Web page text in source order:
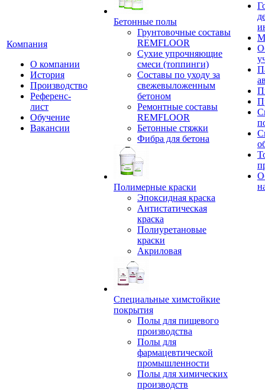
Компания
О компании
История
Производство
Референс-
лист
Обучение
Вакансии
Бетонные полы
Грунтовочные составы
REMFLOOR
Сухие упрочняющие
смеси (топпинги)
Составы по уходу за
свежевыложенным
бетоном
Ремонтные составы
REMFLOOR
Бетонные стяжки
Фибра для бетона
Полимерные краски
Эпоксидная краска
Антистатическая
краска
Полиуретановые
краски
Акриловая
Специальные химстойкие
покрытия
Полы для пищевого
производства
Полы для
фармацевтической
промышленности
Полы для химических
производств